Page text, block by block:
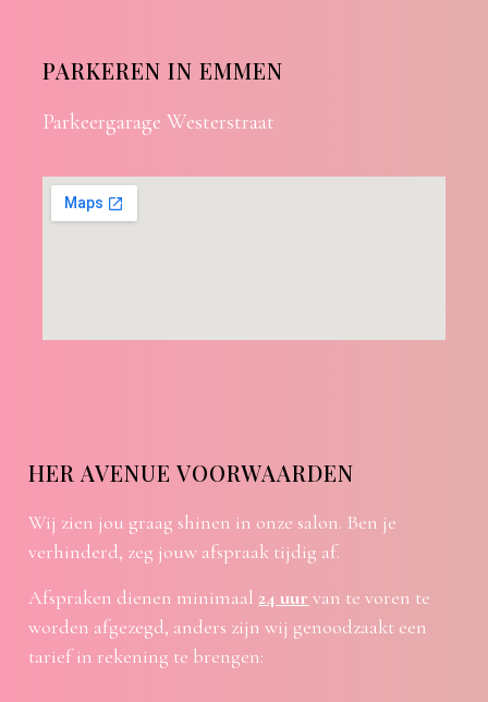
PARKEREN IN EMMEN
Parkeergarage Westerstraat
HER AVENUE VOORWAARDEN
Wij zien jou graag shinen in onze salon. Ben je
verhinderd, zeg jouw afspraak tijdig af.
Afspraken dienen minimaal24 uur van te voren te
worden afgezegd, anders zijn wij genoodzaakt een
tarief in rekening te brengen: